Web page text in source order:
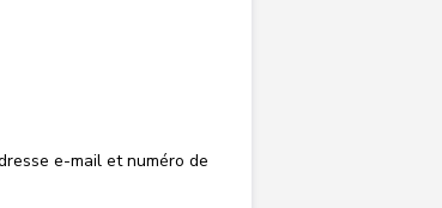
e-mail et numéro de